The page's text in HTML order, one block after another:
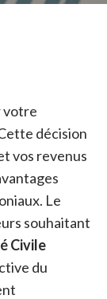
votre
décision
vos revenus
Le
souhaitant
Civile
du